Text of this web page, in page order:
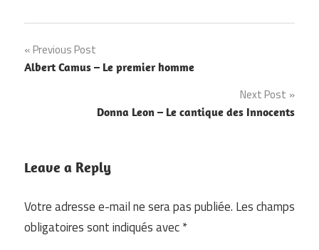
Navigation
de
Previous Post
Albert Camus – Le premier homme
Next Post
Donna Leon – Le cantique des Innocents
Leave a Reply
Votre adresse e-mail ne sera pas publiée. Les champs
obligatoires sont indiqués avec*